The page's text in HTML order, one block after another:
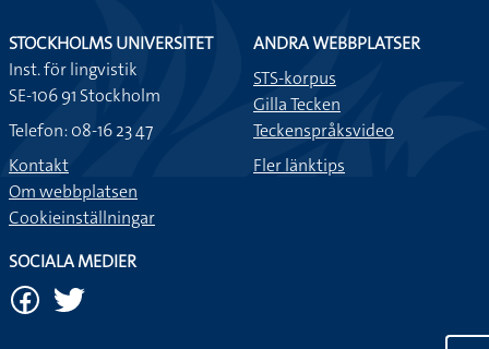
STOCKHOLMS UNIVERSITET
Inst. för lingvistik
SE-106 91 Stockholm
Telefon: 08-16 23 47
Kontakt
Om webbplatsen
Cookieinställningar
ANDRA WEBBPLATSER
STS-korpus
Gilla Tecken
Teckenspråksvideo
Fler länktips
SOCIALA MEDIER